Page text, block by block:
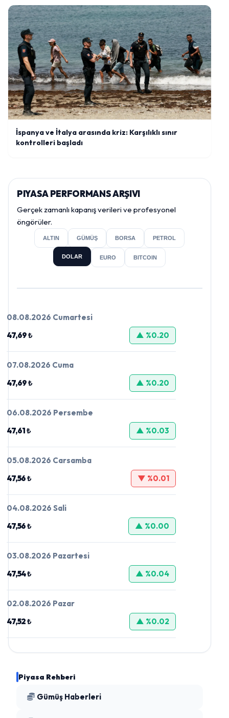
İspanya ve İtalya arasında kriz: Karşılıklı sınır
kontrolleri başladı
PIYASA PERFORMANS ARŞIVI
Gerçek zamanlı kapanış verileri ve profesyonel
öngörüler.
ALTIN GÜMÜŞ BORSA PETROL
DOLAR EURO BITCOIN
08.08.2026 Cumartesi
47,69 ₺
▲ %0.20
07.08.2026 Cuma
47,69 ₺
▲ %0.20
06.08.2026 Persembe
47,61 ₺
▲ %0.03
05.08.2026 Carsamba
47,56 ₺
▼ %0.01
04.08.2026 Sali
47,56 ₺
▲ %0.00
03.08.2026 Pazartesi
47,54 ₺
▲ %0.04
02.08.2026 Pazar
47,52 ₺
▲ %0.02
Piyasa Rehberi
Gümüş Haberleri